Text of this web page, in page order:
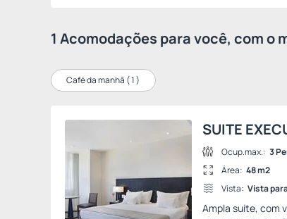
1 Acomodações para você, com o
Café da manhã (1)
SUITE
Ocup.max.: 3
Área: 48 m2
Vista: Vista
Ampla suíte, com